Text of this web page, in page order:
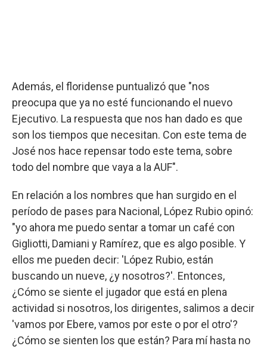
Además, el floridense puntualizó que "nos
preocupa que ya no esté funcionando el nuevo
Ejecutivo. La respuesta que nos han dado es que
son los tiempos que necesitan. Con este tema de
José nos hace repensar todo este tema, sobre
todo del nombre que vaya a la AUF".
En relación a los nombres que han surgido en el
período de pases para Nacional, López Rubio opinó:
"yo ahora me puedo sentar a tomar un café con
Gigliotti, Damiani y Ramírez, que es algo posible. Y
ellos me pueden decir: 'López Rubio, están
buscando un nueve, ¿y nosotros?'. Entonces,
¿Cómo se siente el jugador que está en plena
actividad si nosotros, los dirigentes, salimos a decir
'vamos por Ebere, vamos por este o por el otro'?
¿Cómo se sienten los que están? Para mí hasta no